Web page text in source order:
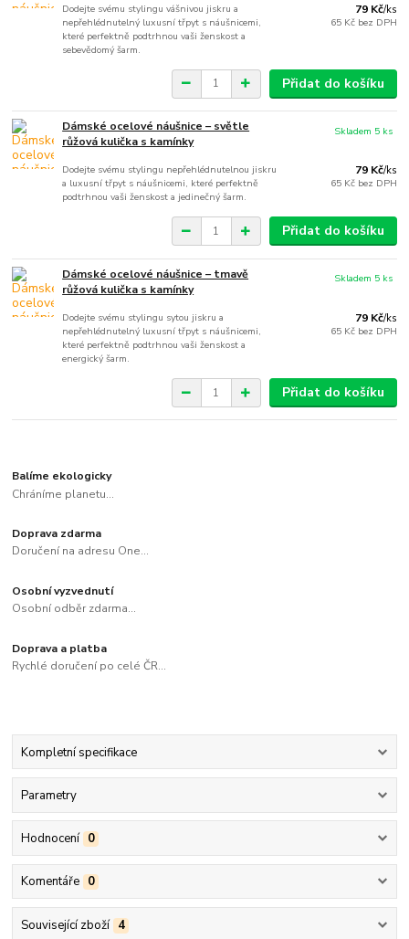
Dodejte svému stylingu vášnivou jiskru a
nepřehlédnutelný luxusní třpyt s náušnicemi,
které perfektně podtrhnou vaši ženskost a
sebevědomý šarm.
79 Kč/ks
65 Kč bez DPH
Přidat do košíku
Dámské ocelové náušnice – světle
růžová kulička s kamínky
Dodejte svému stylingu nepřehlédnutelnou jiskru
a luxusní třpyt s náušnicemi, které perfektně
podtrhnou vaši ženskost a jedinečný šarm.
79 Kč/ks
65 Kč bez DPH
Skladem 5 ks
Přidat do košíku
Dámské ocelové náušnice – tmavě
růžová kulička s kamínky
Dodejte svému stylingu sytou jiskru a
nepřehlédnutelný luxusní třpyt s náušnicemi,
které perfektně podtrhnou vaši ženskost a
energický šarm.
79 Kč/ks
65 Kč bez DPH
Skladem 5 ks
Přidat do košíku
Balíme ekologicky
Chráníme planetu...
Doprava zdarma
Doručení na adresu One...
Osobní vyzvednutí
Osobní odběr zdarma...
Doprava a platba
Rychlé doručení po celé ČR...
Kompletní specifikace
Parametry
Hodnocení 0
Komentáře 0
Související zboží 4